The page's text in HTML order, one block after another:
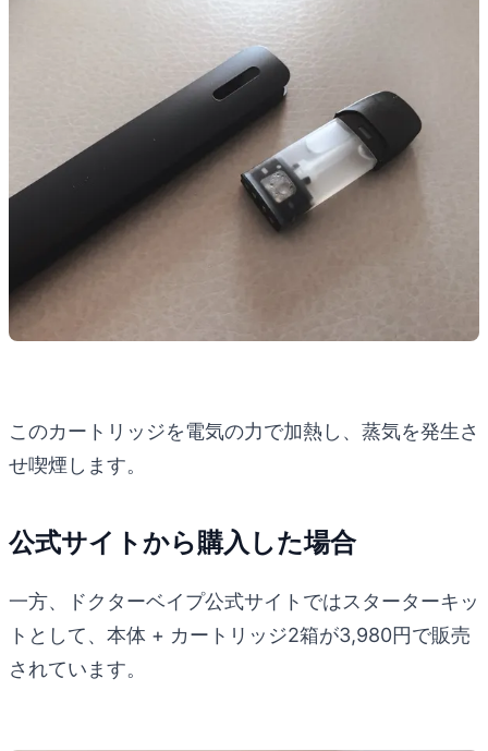
このカートリッジを電気の力で加熱し、蒸気を発生さ
せ喫煙します。
公式サイトから購入した場合
一方、ドクターベイプ公式サイトではスターターキッ
トとして、本体 + カートリッジ2箱が3,980円で販売
されています。